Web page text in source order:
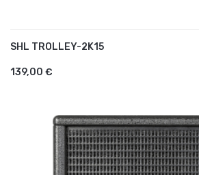
SHL TROLLEY-2K15
139,00 €